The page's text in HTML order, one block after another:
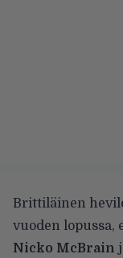
Brittiläinen
vuoden
Nicko McBrain